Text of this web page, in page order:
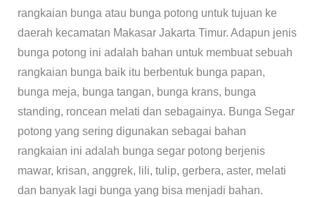
rangkaian bunga atau bunga potong untuk tujuan ke
daerah kecamatan Makasar Jakarta Timur. Adapun jenis
bunga potong ini adalah bahan untuk membuat sebuah
rangkaian bunga baik itu berbentuk bunga papan,
bunga meja, bunga tangan, bunga krans, bunga
standing, roncean melati dan sebagainya. Bunga Segar
potong yang sering digunakan sebagai bahan
rangkaian ini adalah bunga segar potong berjenis
mawar, krisan, anggrek, lili, tulip, gerbera, aster, melati
dan banyak lagi bunga yang bisa menjadi bahan.